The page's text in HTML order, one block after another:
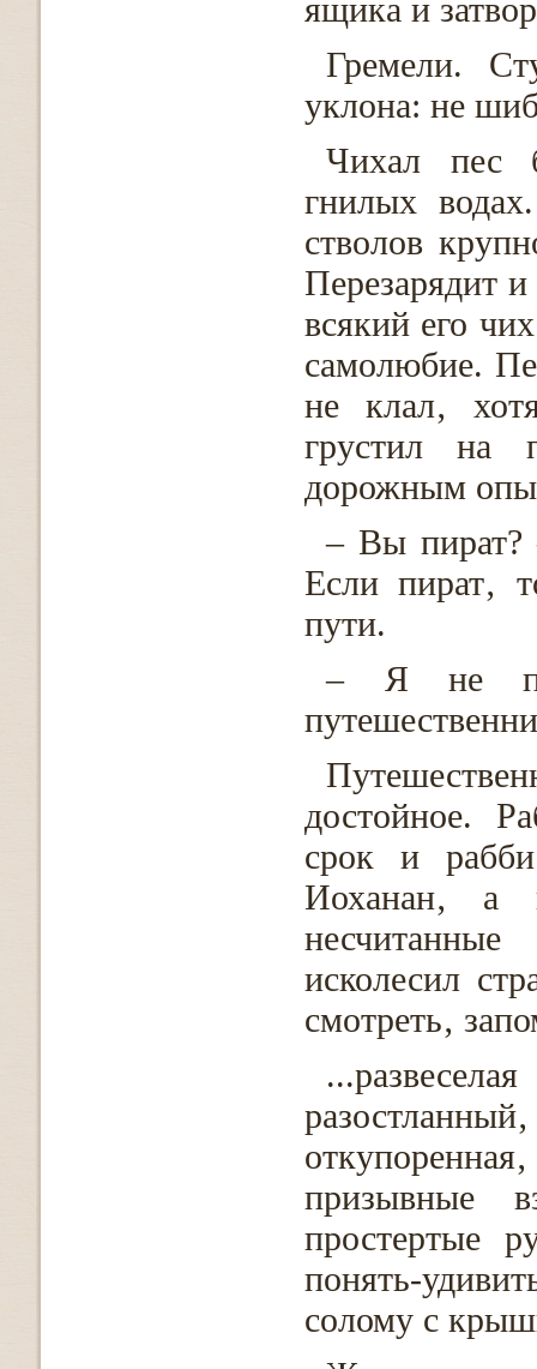
ящика и
Гремели.
уклона: не
Чихал пес
гнилых
стволов
Перезарядит
всякий его
самолюбие.
не клал‚
грустил на
дорожным
– Вы пират?
Если пират‚
пути.
– Я не
достойное.
срок и
Иоханан‚ а
исколесил
смотреть‚
призывные
простертые
понять-
солому с